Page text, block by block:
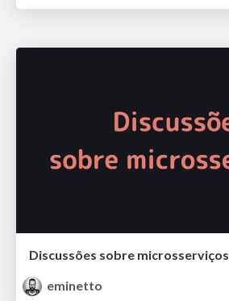
Discussões sobre microsserviços
eminetto